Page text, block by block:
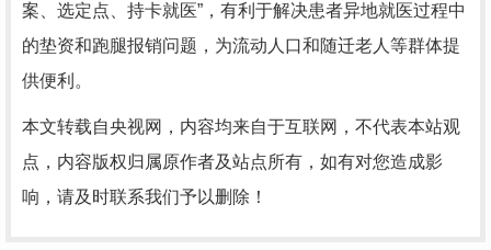
案、选定点、持卡就医”，有利于解决患者异地就医过程中
的垫资和跑腿报销问题，为流动人口和随迁老人等群体提
供便利。
本文转载自央视网，内容均来自于互联网，不代表本站观
点，内容版权归属原作者及站点所有，如有对您造成影
响，请及时联系我们予以删除！